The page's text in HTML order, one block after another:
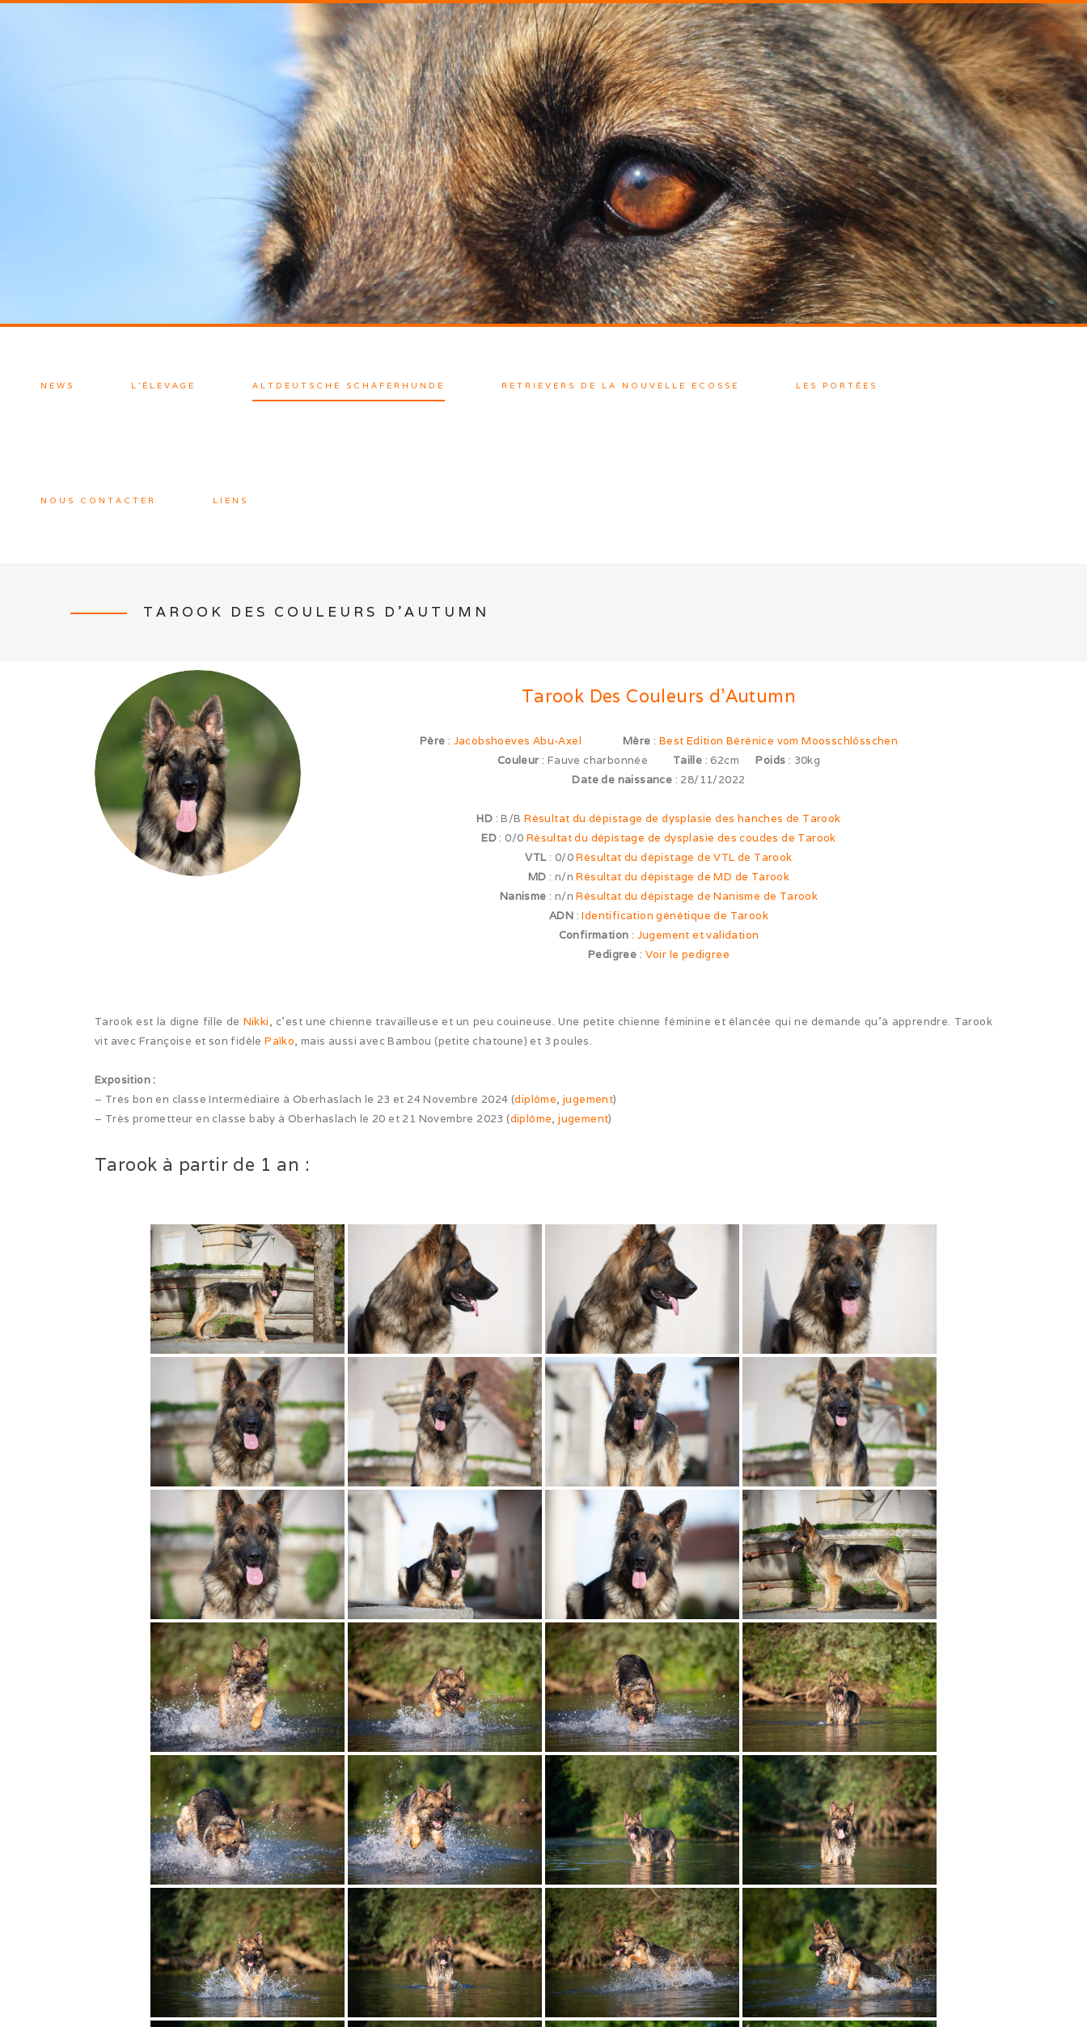
NEWS L’ÉLEVAGE ALTDEUTSCHE SCHÄFERHUNDE RETRIEVERS DE LA NOUVELLE ECOSSE LES PORTÉES
NOUS CONTACTER LIENS
TAROOK DES COULEURS D’AUTUMN
Tarook Des Couleurs d’Autumn
Père : Jacobshoeves Abu-Axel Mère : Best Edition Bérénice vom Moosschlösschen
Couleur : Fauve charbonnée Taille : 62cmPoids : 30kg
Date de naissance : 28/11/2022
HD : B/BRésultat du dépistage de dysplasie des hanches de Tarook
ED: 0/0 Résultat du dépistage de dysplasie des coudes de Tarook
VTL: 0/0Résultat du dépistage de VTL de Tarook
MD : n/nRésultat du dépistage de MD de Tarook
Nanisme : n/nRésultat du dépistage de Nanisme de Tarook
ADN :Identification génétique de Tarook
Confirmation : Jugement et validation
Pedigree : Voir le pedigree
Tarook est la digne fille de Nikki, c’est une chienne travailleuse et un peu couineuse. Une petite chienne féminine et élancée qui ne demande qu’à apprendre. Tarook
vit avec Françoise et son fidèlePaïko, mais aussi avec Bambou (petite chatoune) et 3 poules.
Exposition :
– Très bon en classe Intermédiaire à Oberhaslach le 23 et 24 Novembre 2024 (diplôme,jugement)
– Très prometteur en classe baby à Oberhaslach le 20 et 21 Novembre 2023 (diplôme,jugement)
Tarook à partir de 1 an :